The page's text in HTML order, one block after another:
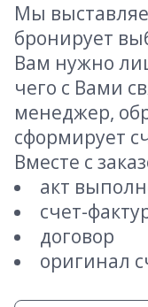
Мы
бронирует
Вам нужно
чего с Вами
менеджер,
сформирует
Вместе с
акт
счет-
договор
оригинал